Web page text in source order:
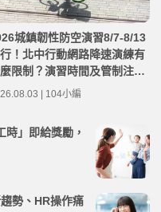
城鎮韌性防空演習8/7-8/13
！北中行動網路降速演練有
限制？演習時間及管制注意
整理
| 104小編
」即給獎勵，
勢、HR操作痛